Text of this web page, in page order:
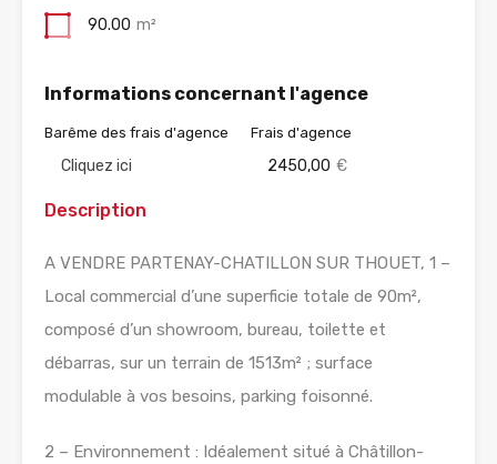
90.00 m²
Informations concernant l'agence
Barême des frais d'agence
Cliquez ici
Frais d'agence
2450,00 €
Description
A VENDRE PARTENAY-CHATILLON SUR THOUET, 1 –
Local commercial d’une superficie totale de 90m²,
composé d’un showroom, bureau, toilette et
débarras, sur un terrain de 1513m² ; surface
modulable à vos besoins, parking foisonné.
2 – Environnement : Idéalement situé à Châtillon-